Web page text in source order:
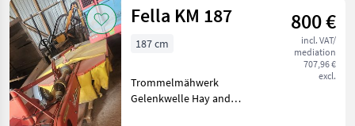
equipment /
Fella KM 187 800 €
incl. VAT/
mediation
707,96 €
excl.
187 cm
Trommelmähwerk
Gelenkwelle Hay and